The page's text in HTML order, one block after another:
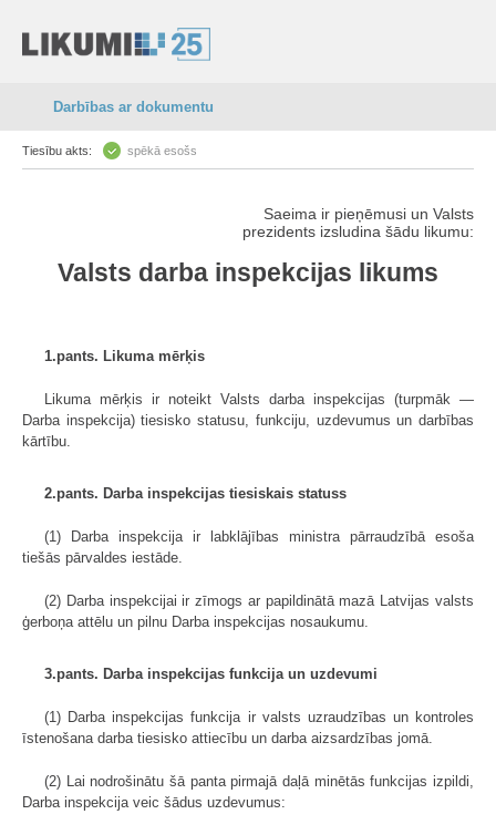
Darbības ar dokumentu
Tiesību akts: spēkā esošs
Saeima ir pieņēmusi un Valsts
prezidents izsludina šādu likumu:
Valsts darba inspekcijas likums
1.pants. Likuma mērķis
Likuma mērķis ir noteikt Valsts darba inspekcijas (turpmāk —
Darba inspekcija) tiesisko statusu, funkciju, uzdevumus un darbības
kārtību.
2.pants. Darba inspekcijas tiesiskais statuss
(1) Darba inspekcija ir labklājības ministra pārraudzībā esoša
tiešās pārvaldes iestāde.
(2) Darba inspekcijai ir zīmogs ar papildinātā mazā Latvijas valsts
ģerboņa attēlu un pilnu Darba inspekcijas nosaukumu.
3.pants. Darba inspekcijas funkcija un uzdevumi
(1) Darba inspekcijas funkcija ir valsts uzraudzības un kontroles
īstenošana darba tiesisko attiecību un darba aizsardzības jomā.
(2) Lai nodrošinātu šā panta pirmajā daļā minētās funkcijas izpildi,
Darba inspekcija veic šādus uzdevumus: